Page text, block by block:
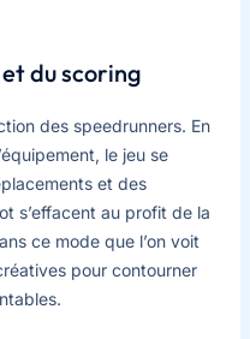
du scoring
des speedrunners. En
le jeu se
et des
s’effacent au profit de la
ce mode que l’on voit
pour contourner